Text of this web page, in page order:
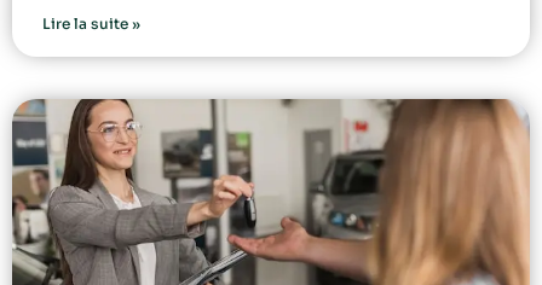
Lire la suite »